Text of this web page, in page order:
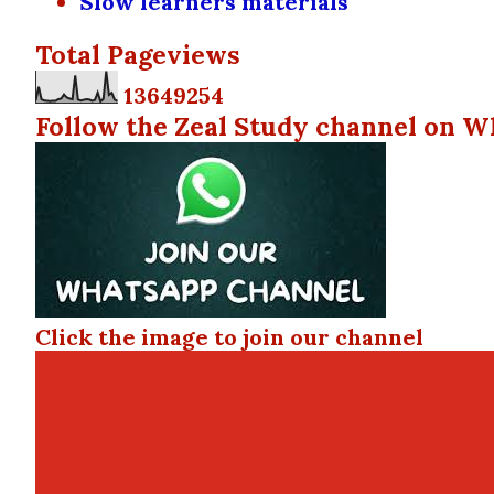
Total Pageviews
13649254
Follow the Zeal Study channel on
Click the image to join our channel